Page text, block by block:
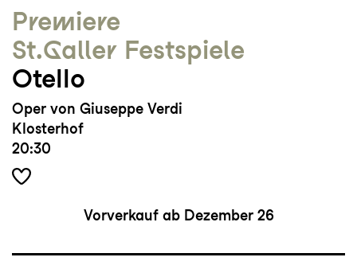
Premiere
St.Galler Festspiele
Otello
Oper von Giuseppe Verdi
Klosterhof
20:30
Vorverkauf ab Dezember 26